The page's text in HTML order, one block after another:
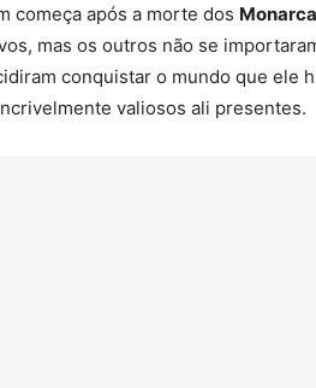
começa após a morte dos
mas os outros não se
conquistar o mundo que ele
valiosos ali presentes.